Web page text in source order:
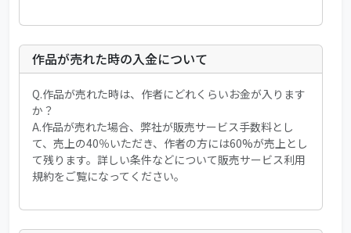
作品が売れた時の入金について
Q.作品が売れた時は、作者にどれくらいお金が入ります
か？
A.作品が売れた場合、弊社が販売サービス手数料とし
て、売上の40％いただき、作者の方には60%が売上とし
て残ります。詳しい条件などについて販売サービス利用
規約をご覧になってください。